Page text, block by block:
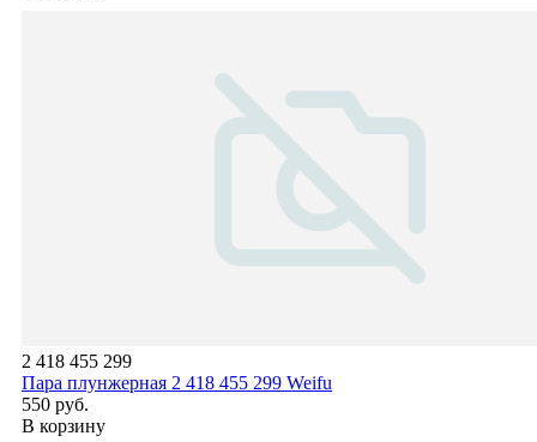
2 418 455 299
Пара плунжерная 2 418 455 299 Weifu
550 руб.
В корзину